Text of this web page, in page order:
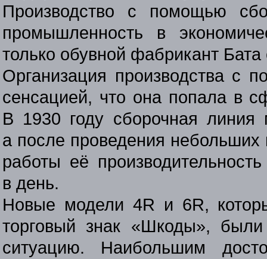
Производство с помощью
промышленность в
только обувной фабрикант
Организация производства с
сенсацией, что она попала в
В 1930 году сборочная
а после проведения
работы её
в день.
Новые модели 4R и 6R,
торговый знак «Шкоды»,
ситуацию. Наибольшим